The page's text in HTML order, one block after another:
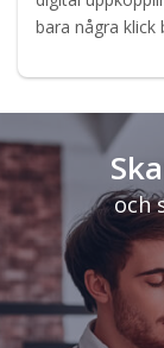
bara några klick
och